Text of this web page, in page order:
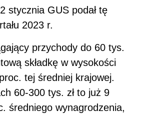
stycznia GUS podał tę
2023 r.
przychody do 60 tys.
składkę w wysokości
tej średniej krajowej.
60-300 tys. zł to już 9
średniego wynagrodzenia,